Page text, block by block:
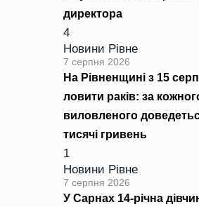
директора
4
Новини Рівне
7 серпня 2026
На Рівненщині з 15
ловити раків: за
виловленого
тисячі гривень
1
Новини Рівне
7 серпня 2026
У Сарнах 14-річна